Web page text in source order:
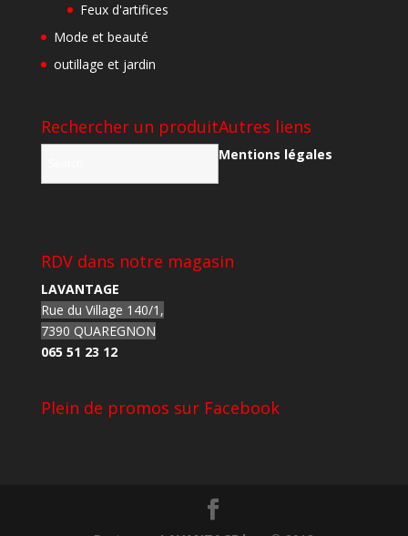
Feux d'artifices
Mode et beauté
outillage et jardin
Rechercher un produitAutres liens
Mentions légales
RDV dans notre magasin
LAVANTAGE
Rue du Village 140/1,
7390 QUAREGNON
065 51 23 12
Plein de promos sur Facebook